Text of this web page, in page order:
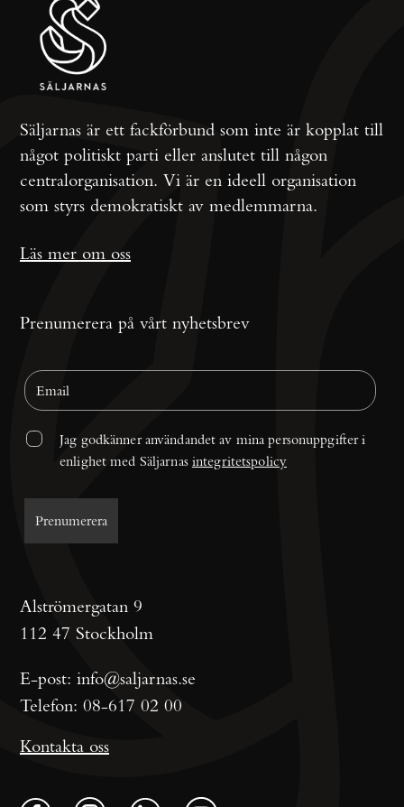
Säljarnas är ett fackförbund som inte är kopplat till
något politiskt parti eller anslutet till någon
centralorganisation. Vi är en ideell organisation
som styrs demokratiskt av medlemmarna.
Läs mer om oss
Prenumerera på vårt nyhetsbrev
Jag godkänner användandet av mina personuppgifter i
enlighet med Säljarnas integritetspolicy
Alströmergatan 9
112 47 Stockholm
E-post: info@saljarnas.se
Telefon: 08-617 02 00
Kontakta oss